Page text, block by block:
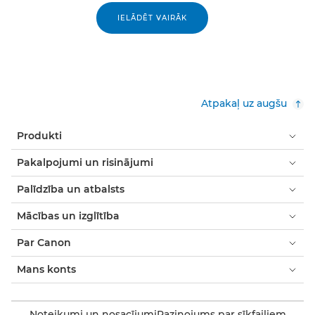
IELĀDĒT VAIRĀK
Atpakaļ uz augšu
Produkti
Pakalpojumi un risinājumi
Palīdzība un atbalsts
Mācības un izglītība
Par Canon
Mans konts